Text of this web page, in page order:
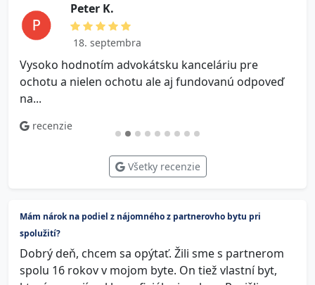
P e t e r K.
18. septembra
Vysoko hodnotím advokátsku kanceláriu pre
ochotu a nielen ochotu ale aj fundovanú odpoveď
na...
recenzie
Všetky recenzie
Mám nárok na podiel z nájomného z partnerovho bytu pri
spolužití?
Dobrý deň, chcem sa opýtať. Žili sme s partnerom
spolu 16 rokov v mojom byte. On tiež vlastní byt,